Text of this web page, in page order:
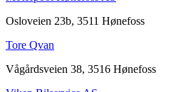
Osloveien 23b, 3511 Hønefoss
Tore Qvan
Vågårdsveien 38, 3516 Hønefoss